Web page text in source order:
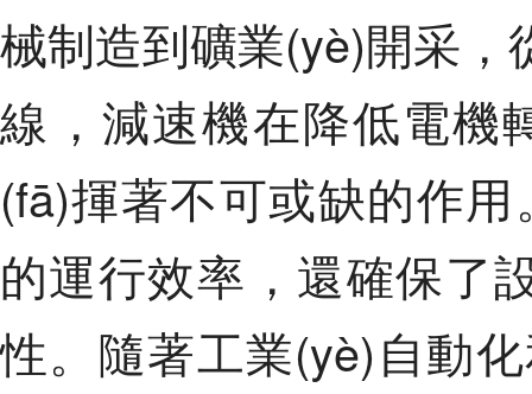
械制造到礦業(yè)開采
線，減速機在降低電
(fā)揮著不可或缺的作
的運行效率，還確保了
性。隨著工業(yè)自動化